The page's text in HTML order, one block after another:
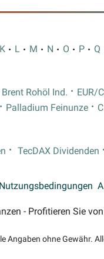
K L M N O P Q
Brent Rohöl Ind.
EUR/
Palladium Feinunze
TecDAX Dividenden
Nutzungsbedingungen
- Profitieren Sie
Angaben ohne Gewähr.